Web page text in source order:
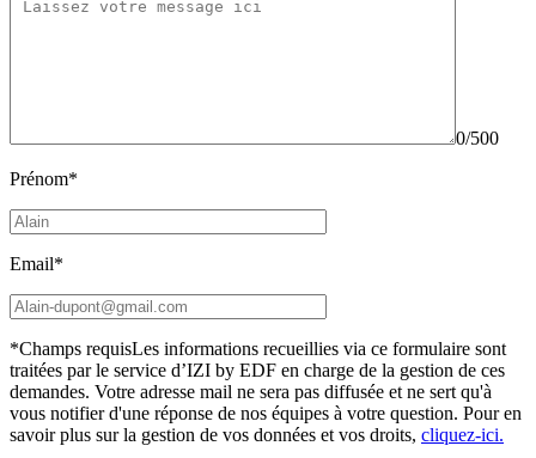
0/500
Prénom*
Email*
*Champs requisLes informations recueillies via ce formulaire sont
traitées par le service d’IZI by EDF en charge de la gestion de ces
demandes. Votre adresse mail ne sera pas diffusée et ne sert qu'à
vous notifier d'une réponse de nos équipes à votre question. Pour en
savoir plus sur la gestion de vos données et vos droits, cliquez-ici.